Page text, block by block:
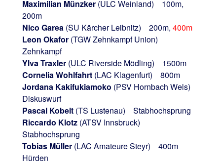
Maximilian Münzker(ULC Weinland) 100m,
200m
Nico Garea (SU Kärcher Leibnitz) 200m, 400m
Leon Okafor(TGW Zehnkampf Union)
Zehnkampf
Ylva Traxler (ULC Riverside Mödling) 1500m
Cornelia Wohlfahrt (LAC Klagenfurt) 800m
Jordana Kakifukiamoko (PSV Hornbach Wels)
Diskuswurf
Pascal Kobelt(TS Lustenau) Stabhochsprung
Riccardo Klotz (ATSV Innsbruck)
Stabhochsprung
Tobias Müller(LAC Amateure Steyr) 400m
Hürden